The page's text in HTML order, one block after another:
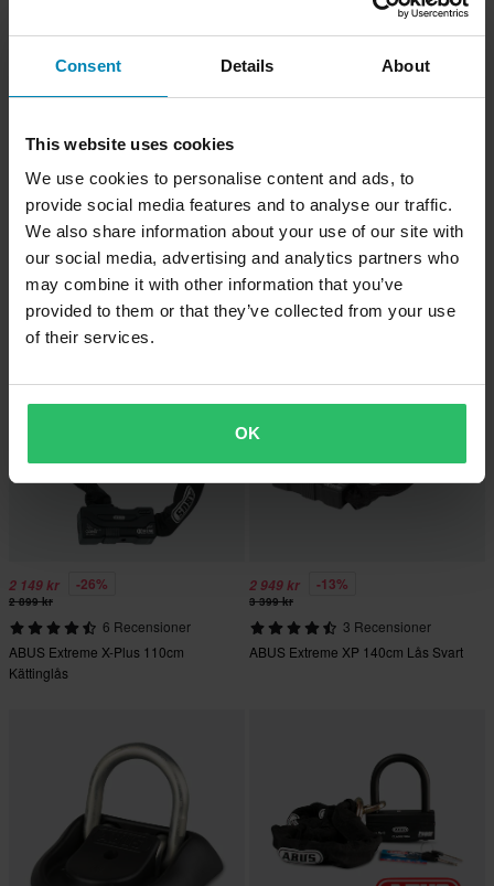
Consent Details About
This website uses cookies
We use cookies to personalise content and ads, to
provide social media features and to analyse our traffic.
We also share information about your use of our site with
our social media, advertising and analytics partners who
may combine it with other information that you’ve
provided to them or that they’ve collected from your use
of their services.
OK
679 kr
699 kr
ABUS Alarmbox 2.0
1 529 kr -14%
3 Recensioner
ABUS CityChain 1010/110
Kättinglås
2 149 kr -26%
2 899 kr
6 Recensioner
ABUS Extreme X-Plus 110cm
Kättinglås
2 949 kr -13%
3 399 kr
3 Recensioner
ABUS Extreme XP 140cm Lås Svart